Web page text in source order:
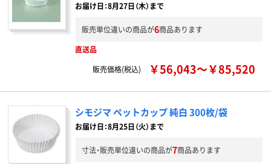
お届け日：8月27日（木）まで
販売単位違いの商品が6商品あります
直送品
販売価格(税込)
￥56,043～￥85,520
シモジマ ペットカップ 純白 300枚/袋
お届け日：8月25日（火）まで
寸法・販売単位違いの商品が7商品あります